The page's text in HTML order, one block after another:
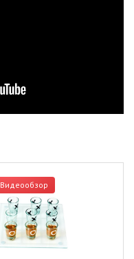
Видеообзор